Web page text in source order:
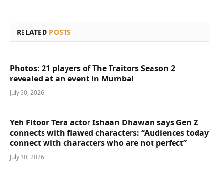
RELATED POSTS
Photos: 21 players of The Traitors Season 2
revealed at an event in Mumbai
July 30, 2026
Yeh Fitoor Tera actor Ishaan Dhawan says Gen Z
connects with flawed characters: “Audiences today
connect with characters who are not perfect”
July 30, 2026